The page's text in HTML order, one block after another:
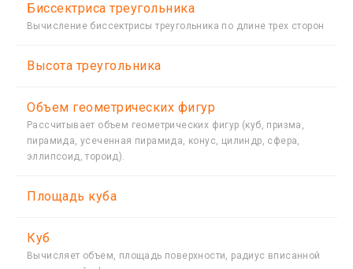
Биссектриса треугольника
Вычисление биссектрисы треугольника по длине трех сторон
Высота треугольника
Объем геометрических фигур
Рассчитывает объем геометрических фигур (куб, призма,
пирамида, усеченная пирамида, конус, цилиндр, сфера,
эллипсоид, тороид).
Площадь куба
Куб
Вычисляет объем, площадь поверхности, радиус вписанной